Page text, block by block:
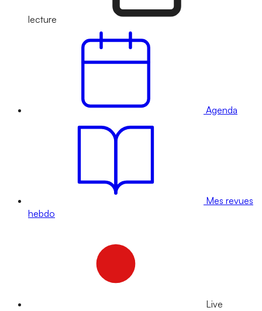
lecture
Agenda
Mes revues
hebdo
Live